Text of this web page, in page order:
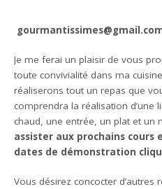
Je me ferai un plaisir de vous
toute convivialité dans ma
réaliserons tout un repas que
comprendra la réalisation
chaud, une entrée, un plat et un
assister aux prochains
dates de démonstration
Vous désirez concocter d’autres